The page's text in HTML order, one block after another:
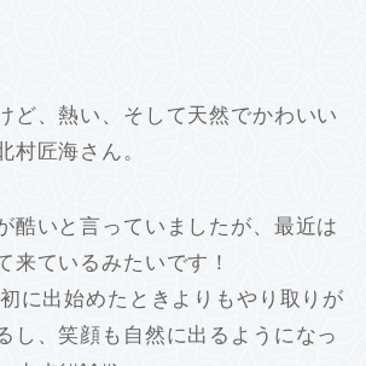
ど、熱い、そして天然でかわいい
村匠海さん。
酷いと言っていましたが、最近は
来ているみたいです！
に出始めたときよりもやり取りが
し、笑顔も自然に出るようになっ